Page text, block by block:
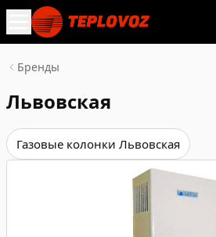
Бренды
Львовская
Газовые колонки Львовская